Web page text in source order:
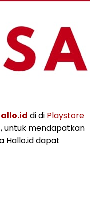
di di Playstore
untuk mendapatkan
Hallo.id dapat